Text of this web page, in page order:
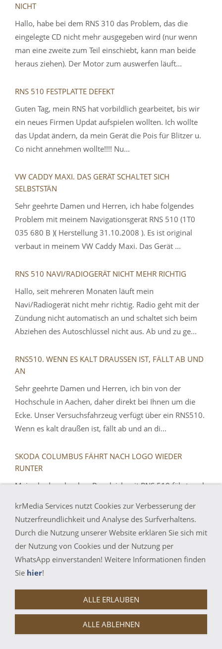
NICHT
Hallo, habe bei dem RNS 310 das Problem, das die
eingelegte CD nicht mehr ausgegeben wird (nur wenn
man eine zweite zum Teil einschiebt, kann man beide
heraus ziehen). Der Motor zum auswerfen läuft...
RNS 510 FESTPLATTE DEFEKT
Guten Tag, mein RNS hat vorbildlich gearbeitet, bis wir
ein neues Firmen Updat aufspielen wollten. Ich wollte
das Updat ändern, da mein Gerät die Pois für Blitzer u.
Co nicht annehmen wollte!!!! Nu...
VW CADDY MAXI. DAS GERÄT SCHALTET SICH
SELBSTSTÄN
Sehr geehrte Damen und Herren, ich habe folgendes
Problem mit meinem Navigationsgerät RNS 510 (1T0
035 680 B )( Herstellung 31.10.2008 ). Es ist original
verbaut in meinem VW Caddy Maxi. Das Gerät ...
RNS 510 NAVI/RADIOGERÄT NICHT MEHR RICHTIG
Hallo, seit mehreren Monaten läuft mein
Navi/Radiogerät nicht mehr richtig. Radio geht mit der
Zündung nicht automatisch an und schaltet sich beim
Abziehen des Autoschlüssel nicht aus. Ab und zu ge...
RNS510. WENN ES KALT DRAUSSEN IST, FÄLLT AB UND A
N
Sehr geehrte Damen und Herren, ich bin von der
Hochschule in Aachen, daher direkt bei Ihnen um die
Ecke. Unser Versuchsfahrzeug verfügt über ein RNS510.
Wenn es kalt draußen ist, fällt ab und an di...
SKODA COLUMBUS FÄHRT NACH LOGO WIEDER
RUNTER
Mein skoda columbus Baugleich mit RNS 510 fährt nach
VW will mir ein neues Gerät andrehen für 2.500 Euro.
Das Ding ist gerade mal 2,5 Jahre ...
RNS HAT VORBILDLICH GEARBEITET, BIS WIR EIN NEUES
Guten Tag, mein RNS hat vorbildlich gearbeitet, bis wir
das Updat ändern, da mein Gerät die Pois für Blitzer u.
Co nicht annehmen wollte!!!! Nu...
krMedia Services nutzt Cookies zur Verbesserung der
Nutzerfreundlichkeit und Analyse des Surfverhaltens.
Durch die Nutzung unserer Website erklären Sie sich mit
der Nutzung von Cookies und der Nutzung per
WhatsApp einverstanden! Weitere Informationen finden
Sie hier!
ALLE ERLAUBEN
ALLE ABLEHNEN